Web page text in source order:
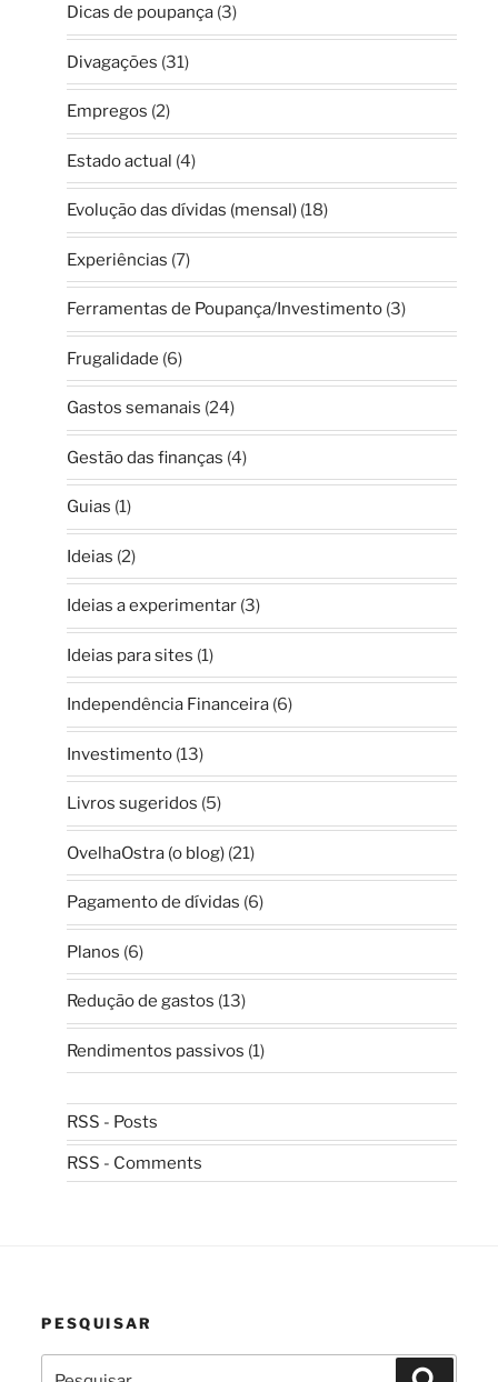
Dicas de poupança(3)
Divagações (31)
Empregos (2)
Estado actual (4)
Evolução das dívidas (mensal)(18)
Experiências (7)
Ferramentas de Poupança/Investimento(3)
Frugalidade (6)
Gastos semanais (24)
Gestão das finanças (4)
Guias (1)
Ideias (2)
Ideias a experimentar(3)
Ideias para sites (1)
Independência Financeira(6)
Investimento(13)
Livros sugeridos (5)
OvelhaOstra (o blog)(21)
Pagamento de dívidas (6)
Planos (6)
Redução de gastos (13)
Rendimentos passivos (1)
RSS - Posts
RSS - Comments
PESQUISAR